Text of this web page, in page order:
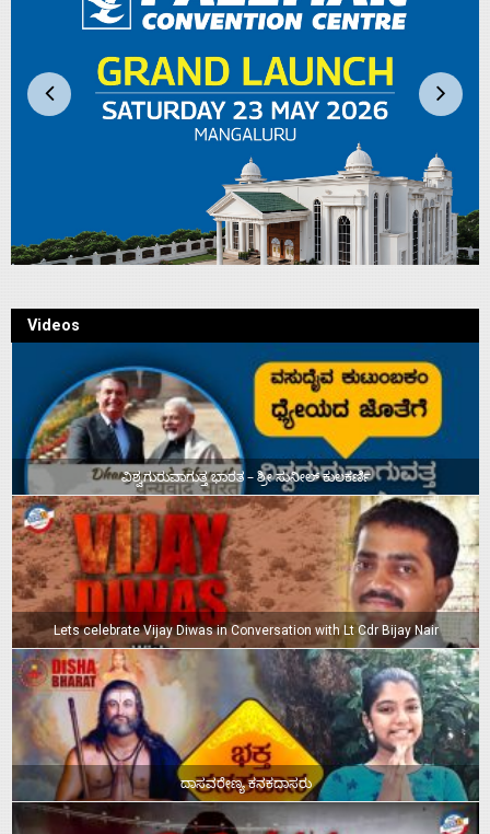
Videos
ವಿಶ್ವಗುರುವಾಗುತ್ತ ಭಾರತ – ಶ್ರೀ ಸುನೀಲ್‌ ಕುಲಕರ್ಣಿ
Lets celebrate Vijay Diwas in Conversation with Lt Cdr Bijay Nair
ದಾಸವರೇಣ್ಯ ಕನಕದಾಸರು